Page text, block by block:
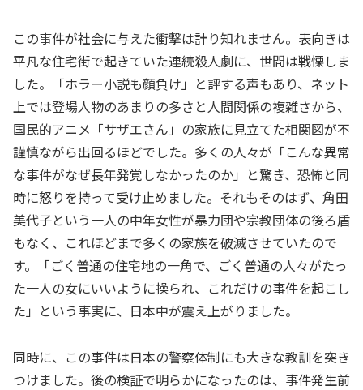
この事件が社会に与えた衝撃は計り知れません。表向きは
平凡な住宅街で起きていた連続殺人劇に、世間は戦慄しま
した。「ホラー小説も顔負け」と評する声もあり、ネット
上では登場人物のあまりの多さと人間関係の複雑さから、
国民的アニメ「サザエさん」の家族に見立てた相関図が不
謹慎ながら出回るほどでした。多くの人々が「こんな異常
な事件がなぜ長年発覚しなかったのか」と驚き、恐怖と同
時に怒りを持って受け止めました。それもそのはず、角田
美代子という一人の中年女性が暴力団や宗教団体の後ろ盾
もなく、これほどまで多くの家族を破滅させていたので
す。「ごく普通の住宅地の一角で、ごく普通の人々がたっ
た一人の女にいいように操られ、これだけの事件を起こし
た」という事実に、日本中が震え上がりました。
同時に、この事件は日本の警察体制にも大きな教訓を突き
つけました。後の検証で明らかになったのは、事件発生前